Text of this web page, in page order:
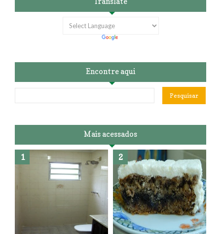
Encontre aqui
Mais acessados